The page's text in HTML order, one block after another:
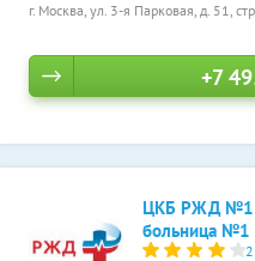
г. Москва, ул. 3-я Парковая, д. 51,
+7
ЦКБ РЖД №1
больница